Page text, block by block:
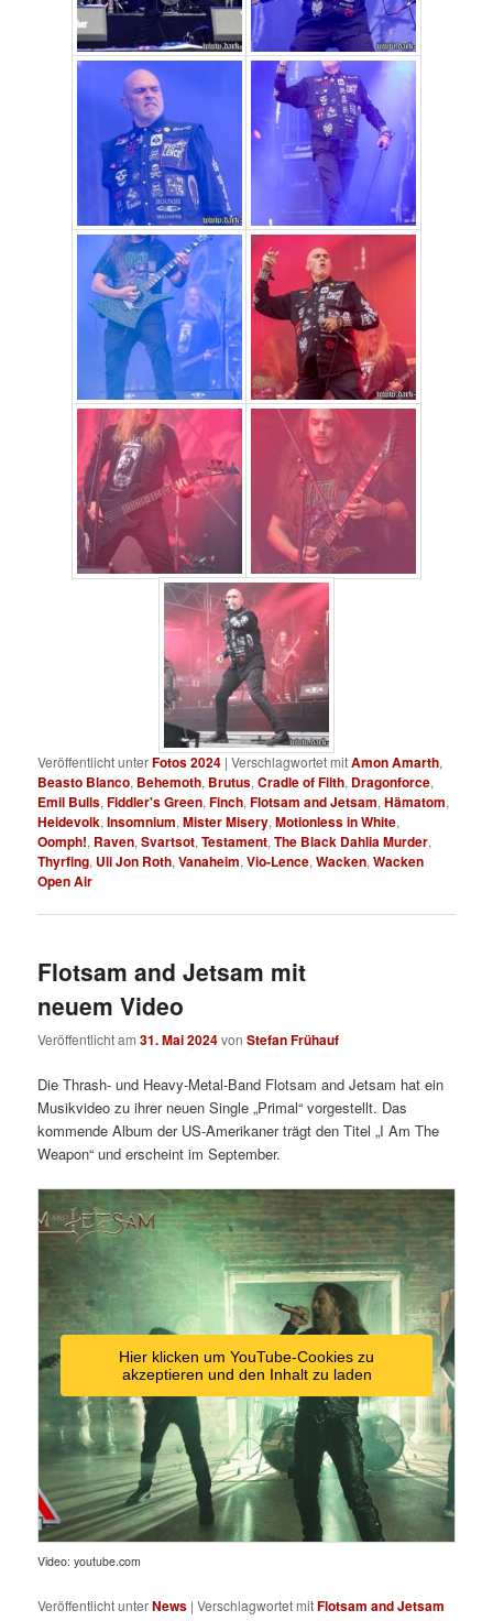
Veröffentlicht unterFotos 2024 |Verschlagwortet mitAmon Amarth,
Beasto Blanco, Behemoth, Brutus,Cradle of Filth, Dragonforce,
Emil Bulls,Fiddler's Green,Finch,Flotsam and Jetsam,Hämatom,
Heidevolk,Insomnium,Mister Misery,Motionless in White,
Oomph!, Raven,Svartsot,Testament,The Black Dahlia Murder,
Thyrfing, Uli Jon Roth,Vanaheim,Vio-Lence,Wacken,Wacken
Open Air
Flotsam and Jetsam mit
neuem Video
Veröffentlicht am31. Mai 2024vonStefan Frühauf
Die Thrash- und Heavy-Metal-Band Flotsam and Jetsam hat ein
Musikvideo zu ihrer neuen Single „Primal“ vorgestellt. Das
kommende Album der US-Amerikaner trägt den Titel „I Am The
Weapon“ und erscheint im September.
Hier klicken um YouTube-Cookies zu
akzeptieren und den Inhalt zu laden
Video: youtube.com
Veröffentlicht unterNews |Verschlagwortet mitFlotsam and Jetsam